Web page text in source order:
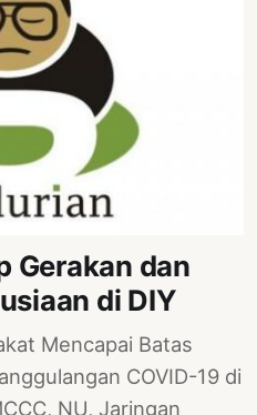
Gerakan dan
di DIY
Mencapai Batas
COVID-19 di
NU, Jaringan